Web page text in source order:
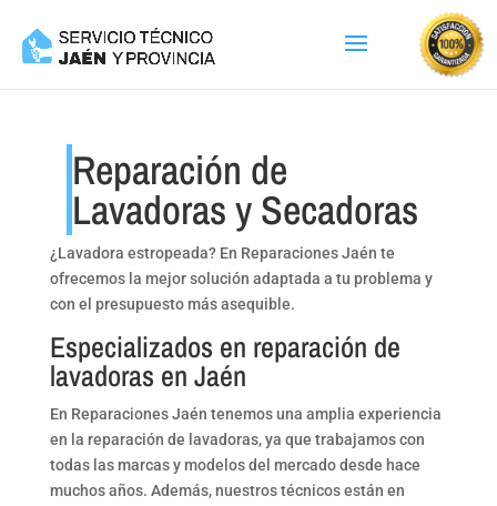
Reparación de
Lavadoras y Secadoras
¿Lavadora estropeada? En Reparaciones Jaén te
ofrecemos la mejor solución adaptada a tu problema y
con el presupuesto más asequible.
Especializados en reparación de
lavadoras en Jaén
En Reparaciones Jaén tenemos una amplia experiencia
en la reparación de lavadoras, ya que trabajamos con
todas las marcas y modelos del mercado desde hace
muchos años. Además, nuestros técnicos están en